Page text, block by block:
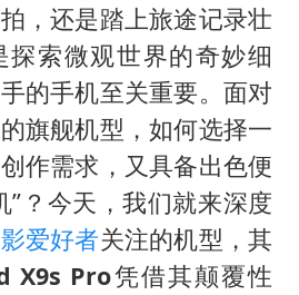
“今天得有40℃了吧 为啥还不预警”
中国女篮70-67险胜尼日利亚女篮
秋天的第一杯奶茶到底有多火
东航：国内客票提前14天免费退改
国防部：坚决反制任何闹海挑衅图谋
日本试射“战斧”导弹，国防部回应
胡彦斌韩磊 谁帮谁
，还是踏上旅途记录壮
索微观世界的奇妙细
的手机至关重要。面对
旗舰机型，如何选择一
作需求，又具备出色便
”？今天，我们就来深度
爱好者关注的机型，其
X9s Pro凭借其颠覆性